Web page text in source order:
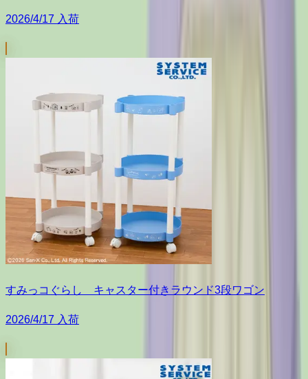
2026/4/17 入荷
すみっコぐらし キャスター付きラウンド3段ワゴン
2026/4/17 入荷